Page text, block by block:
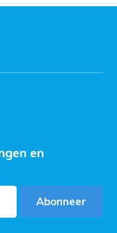
en
Abonneer